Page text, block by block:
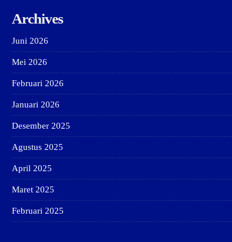
Archives
Juni 2026
Mei 2026
Februari 2026
Januari 2026
Desember 2025
Agustus 2025
April 2025
Maret 2025
Februari 2025